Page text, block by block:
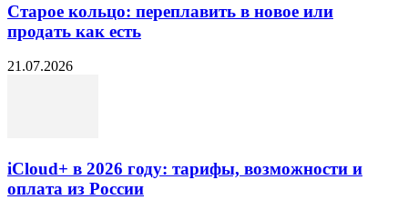
Старое кольцо: переплавить в новое или
продать как есть
21.07.2026
iCloud+ в 2026 году: тарифы, возможности и
оплата из России